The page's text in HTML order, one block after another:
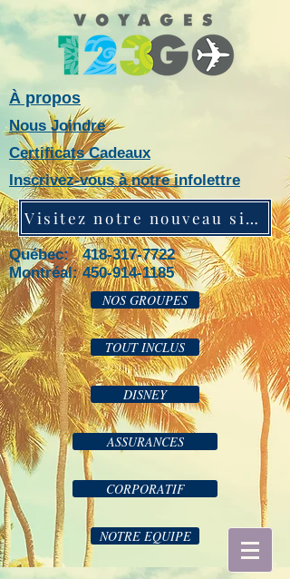
À propos
Nous Joindre
Certificats Cadeaux
Inscrivez-vous à notre infolettre
Visitez notre nouveau site web!
Québec: 418-317-7722
Montréal:450-914-1185
NOS GROUPES
TOUT INCLUS
DISNEY
ASSURANCES
CORPORATIF
NOTRE EQUIPE